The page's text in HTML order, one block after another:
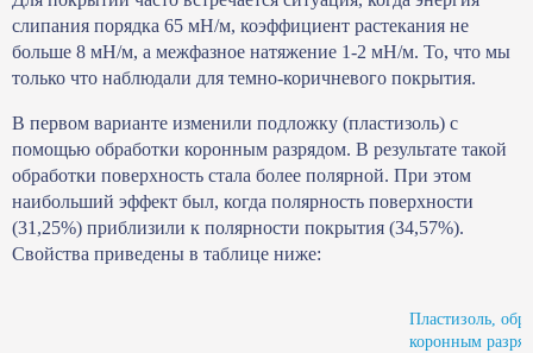
слипания порядка 65 мН/м, коэффициент растекания не
больше 8 мН/м, а межфазное натяжение 1-2 мН/м. То, что мы
только что наблюдали для темно-коричневого покрытия.
В первом варианте изменили подложку (пластизоль) с
помощью обработки коронным разрядом. В результате такой
обработки поверхность стала более полярной. При этом
наибольший эффект был, когда полярность поверхности
(31,25%) приблизили к полярности покрытия (34,57%).
Свойства приведены в таблице ниже:
Пластизоль,
коронным